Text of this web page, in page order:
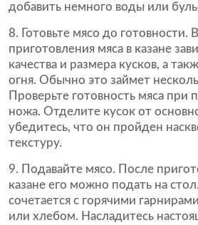
добавить немного воды или
8. Готовьте мясо до готовности.
приготовления мяса в казане
качества и размера кусков, а
огня. Обычно это займет
Проверьте готовность мяса
ножа. Отделите кусок от
убедитесь, что он пройден
текстуру.
9. Подавайте мясо. После
казане его можно подать на
сочетается с горячими
или хлебом. Насладитесь